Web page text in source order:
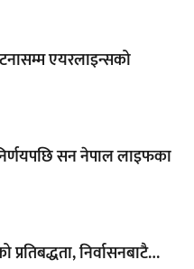
एयरलाइन्सको
सन नेपाल लाइफका
निर्वासनबाटै…